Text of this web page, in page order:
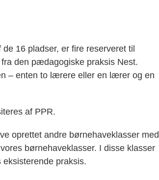
16 pladser, er fire reserveret til
den pædagogiske praksis Nest.
– enten to lærere eller en lærer og en
af PPR.
oprettet andre børnehaveklasser med
børnehaveklasser. I disse klasser
praksis.